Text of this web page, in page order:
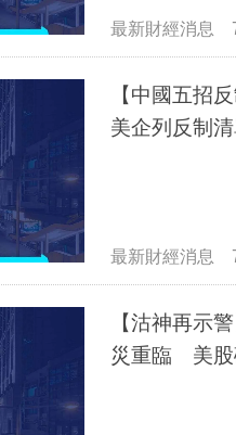
最新財經消息
【中國五招
美企列反制
最新財經消息
【沽神再示
災重臨 美